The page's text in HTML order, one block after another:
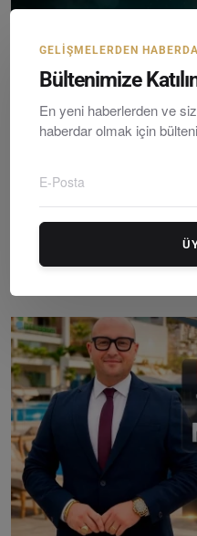
Global Otel Zinciri OKU
GELIŞMELERDEN
Bültenimize
En yeni haberlerden ve
haberdar olmak için